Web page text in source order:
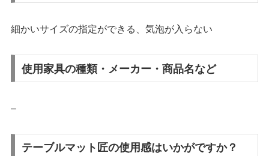
細かいサイズの指定ができる、気泡が入らない
使用家具の種類・メーカー・商品名など
–
テーブルマット匠の使用感はいかがですか？